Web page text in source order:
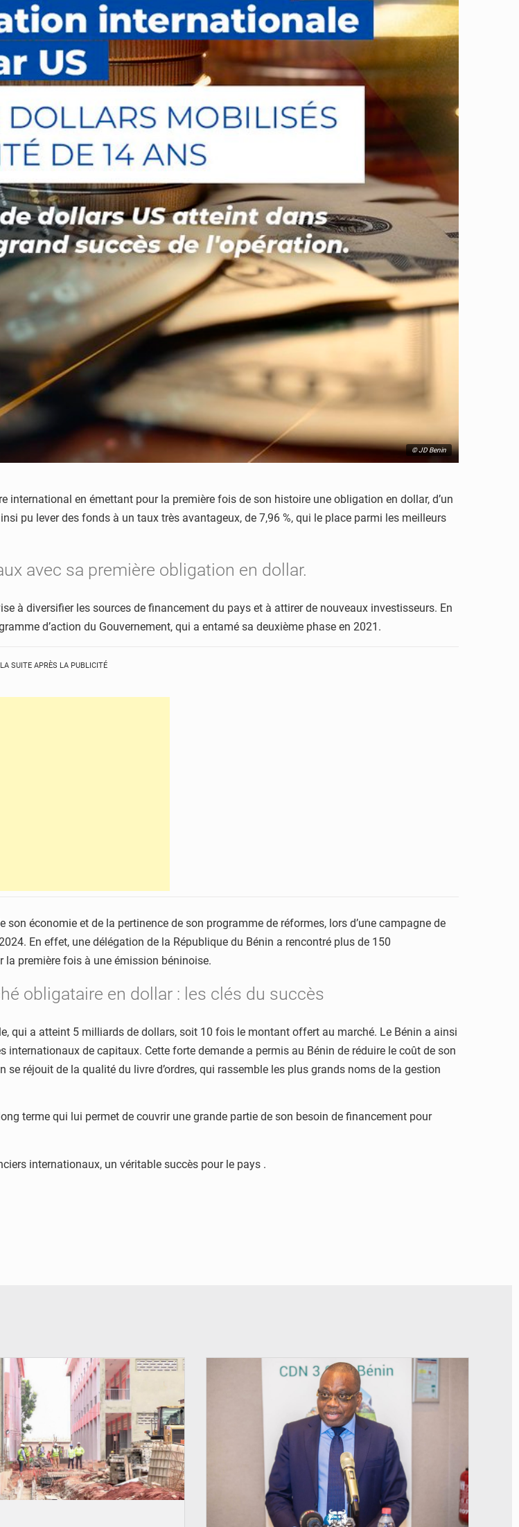
© JD Benin
en émettant pour la première fois de son histoire une obligation en dollar, d’un
pu lever des fonds à un taux très avantageux, de 7,96 %, qui le place parmi les meilleurs
avec sa première obligation en dollar.
à diversifier les sources de financement du pays et à attirer de nouveaux investisseurs. En
d’action du Gouvernement, qui a entamé sa deuxième phase en 2021.
LA SUITE APRÈS LA PUBLICITÉ
économie et de la pertinence de son programme de réformes, lors d’une campagne de
En effet, une délégation de la République du Bénin a rencontré plus de 150
la première fois à une émission béninoise.
obligataire en dollar : les clés du succès
qui a atteint 5 milliards de dollars, soit 10 fois le montant offert au marché. Le Bénin a ainsi
de capitaux. Cette forte demande a permis au Bénin de réduire le coût de son
réjouit de la qualité du livre d’ordres, qui rassemble les plus grands noms de la gestion
terme qui lui permet de couvrir une grande partie de son besoin de financement pour
internationaux, un véritable succès pour le pays .